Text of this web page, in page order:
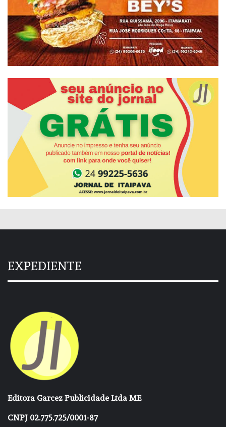
EXPEDIENTE
Editora Garcez Publicidade Ltda ME
CNPJ 02.775.725/0001-87